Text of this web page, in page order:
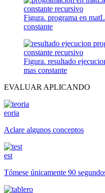
Figura. programa en
constante
Figura. resultado
mas constante
EVALUAR APLICANDO
eoria
Aclare algunos conceptos
est
Tómese únicamente 90